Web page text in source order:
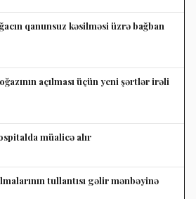
qanunsuz kəsilməsi üzrə bağban
açılması üçün yeni şərtlər irəli
müalicə alır
tullantısı gəlir mənbəyinə